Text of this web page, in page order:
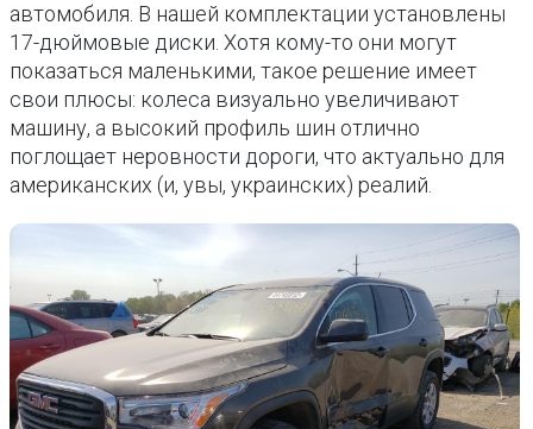
автомобиля. В нашей комплектации установлены
17-дюймовые диски. Хотя кому-то они могут
показаться маленькими, такое решение имеет
свои плюсы: колеса визуально увеличивают
машину, а высокий профиль шин отлично
поглощает неровности дороги, что актуально для
американских (и, увы, украинских) реалий.